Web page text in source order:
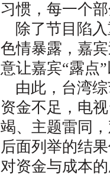
习惯，每一个
除了节目陷
色情暴露，嘉
意让嘉宾“露点
由此，台湾
资金不足，电
竭、主题雷同
后面列举的结
对资金与成本